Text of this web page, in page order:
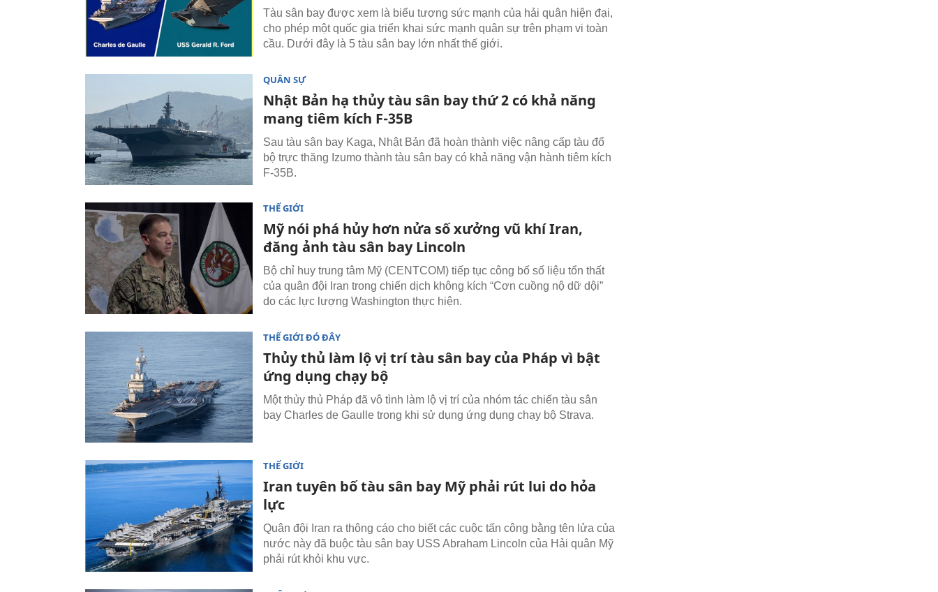
Tàu sân bay được xem là biểu tượng sức mạnh của hải quân hiện đại,
cho phép một quốc gia triển khai sức mạnh quân sự trên phạm vi toàn
cầu. Dưới đây là 5 tàu sân bay lớn nhất thế giới.
QUÂN SỰ
Nhật Bản hạ thủy tàu sân bay thứ 2 có khả năng
mang tiêm kích F-35B
Sau tàu sân bay Kaga, Nhật Bản đã hoàn thành việc nâng cấp tàu đổ
bộ trực thăng Izumo thành tàu sân bay có khả năng vận hành tiêm kích
F-35B.
THẾ GIỚI
Mỹ nói phá hủy hơn nửa số xưởng vũ khí Iran,
đăng ảnh tàu sân bay Lincoln
Bộ chỉ huy trung tâm Mỹ (CENTCOM) tiếp tục công bố số liệu tổn thất
của quân đội Iran trong chiến dịch không kích “Cơn cuồng nộ dữ dội”
do các lực lượng Washington thực hiện.
THẾ GIỚI ĐÓ ĐÂY
Thủy thủ làm lộ vị trí tàu sân bay của Pháp vì bật
ứng dụng chạy bộ
Một thủy thủ Pháp đã vô tình làm lộ vị trí của nhóm tác chiến tàu sân
bay Charles de Gaulle trong khi sử dụng ứng dụng chạy bộ Strava.
THẾ GIỚI
Iran tuyên bố tàu sân bay Mỹ phải rút lui do hỏa
lực
Quân đội Iran ra thông cáo cho biết các cuộc tấn công bằng tên lửa của
nước này đã buộc tàu sân bay USS Abraham Lincoln của Hải quân Mỹ
phải rút khỏi khu vực.